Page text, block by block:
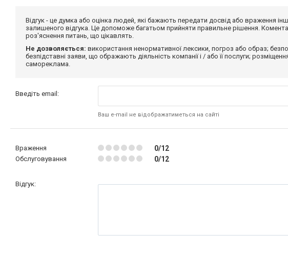
Відгук - це думка або оцінка людей, які бажають передати досвід або враження
залишеного відгука. Це допоможе багатьом прийняти правильне рішення.
роз'яснення питань, що цікавлять.
Не дозволяється: використання ненормативної лексики, погроз або образ;
безпідставні заяви, що ображають діяльність компанії і / або її послуги;
самореклама.
Введіть email:
Ваш e-mail не відображатиметься на сайті
Враження 0/12
Обслуговування 0/12
Відгук: